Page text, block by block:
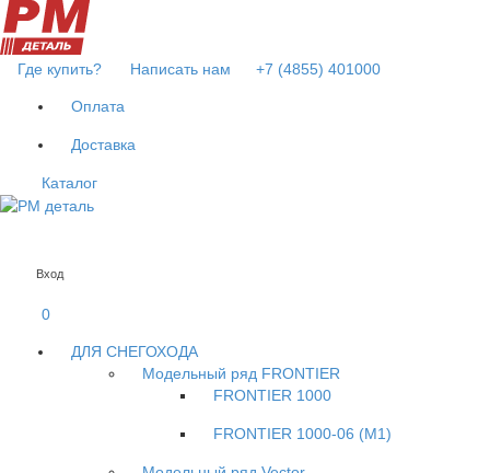
Где купить? Написать нам +7 (4855) 401000
Оплата
Доставка
Каталог
Вход
0
ДЛЯ СНЕГОХОДА
Модельный ряд FRONTIER
FRONTIER 1000
FRONTIER 1000-06 (М1)